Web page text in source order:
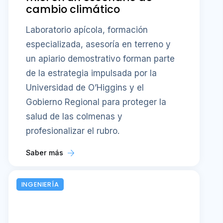
cambio climático
Laboratorio apícola, formación
especializada, asesoría en terreno y
un apiario demostrativo forman parte
de la estrategia impulsada por la
Universidad de O’Higgins y el
Gobierno Regional para proteger la
salud de las colmenas y
profesionalizar el rubro.
Saber más
INGENIERÍA